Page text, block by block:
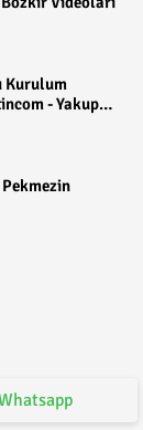
Kurulum
- Yakup